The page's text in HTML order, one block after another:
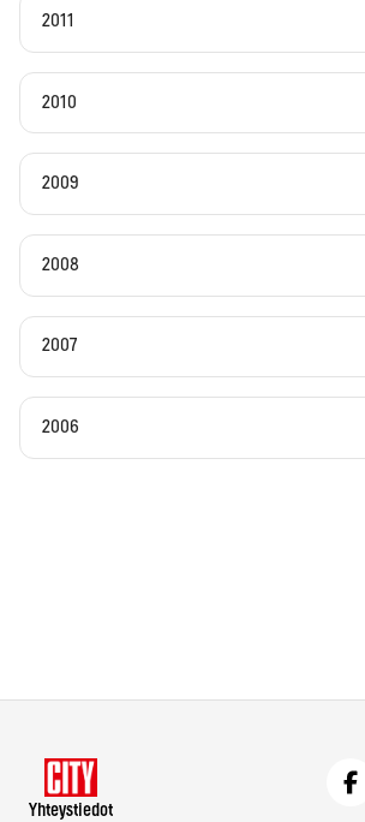
2011
2010
2009
2008
2007
2006
Yhteystiedot